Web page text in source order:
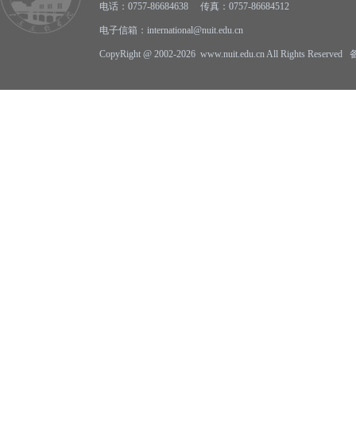
电话：0757-86684638 传真：0757-86684512
电子信箱：international@nuit.edu.cn
CopyRight @ 2002-2026 www.nuit.edu.cn All Rights Reserved